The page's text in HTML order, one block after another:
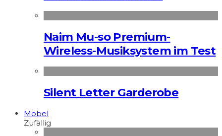
Naim Mu-so Premium-
Wireless-Musiksystem im Test
Silent Letter Garderobe
Möbel
Zufällig